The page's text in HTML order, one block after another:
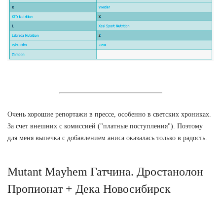
Очень хорошие репортажи в прессе, особенно в светских хрониках.
За счет внешних с комиссией ("платные поступления"). Поэтому
для меня выпечка с добавлением аниса оказалась только в радость.
Mutant Mayhem Гатчина. Дростанолон
Пропионат + Дека Новосибирск